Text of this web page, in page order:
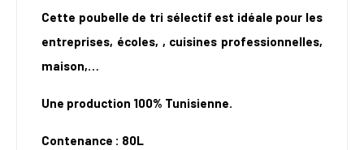
Cette poubelle de tri sélectif est idéale pour les
entreprises, écoles, , cuisines professionnelles,
maison,…
Une production 100% Tunisienne.
Contenance : 80L